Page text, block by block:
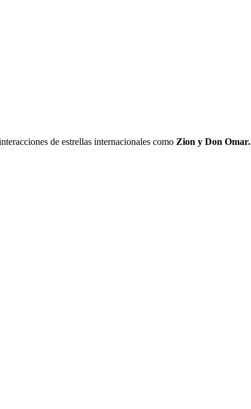
de estrellas internacionales como Zion y Don Omar.